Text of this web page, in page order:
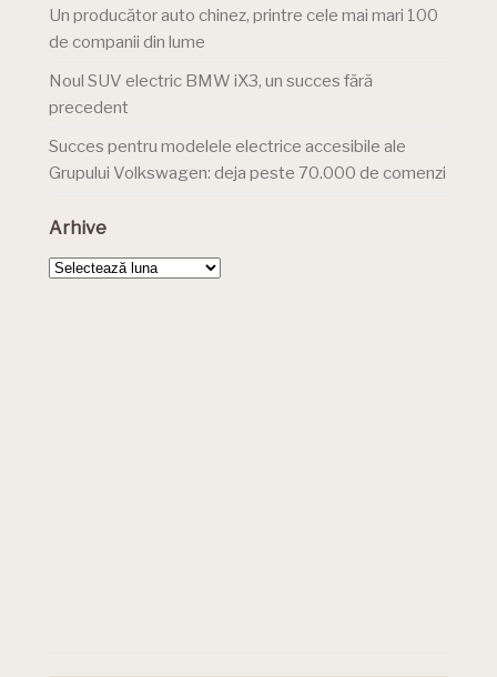
Un producător auto chinez, printre cele mai mari 100
de companii din lume
Noul SUV electric BMW iX3, un succes fără
precedent
Succes pentru modelele electrice accesibile ale
Grupului Volkswagen: deja peste 70.000 de comenzi
Arhive
Arhive